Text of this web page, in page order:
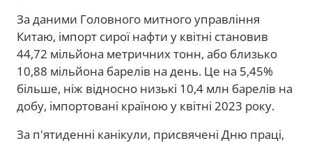
За даними Головного митного управління
Китаю, імпорт сирої нафти у квітні становив
44,72 мільйона метричних тонн, або близько
10,88 мільйона барелів на день. Це на 5,45%
більше, ніж відносно низькі 10,4 млн барелів на
добу, імпортовані країною у квітні 2023 року.
За п'ятиденні канікули, присвячені Дню праці,